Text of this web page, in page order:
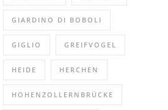
GIARDINO DI BOBOLI
GIGLIO GREIFVOGEL
HEIDE HERCHEN
HOHENZOLLERNBRÜCKE